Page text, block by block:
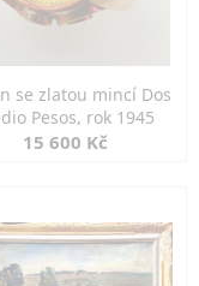
se zlatou mincí Dos
Pesos, rok 1945
15 600 Kč